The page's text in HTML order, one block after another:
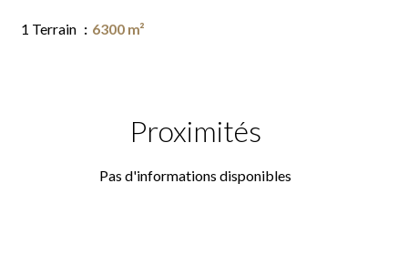
1 Terrain 6300 m²
Proximités
Pas d'informations disponibles